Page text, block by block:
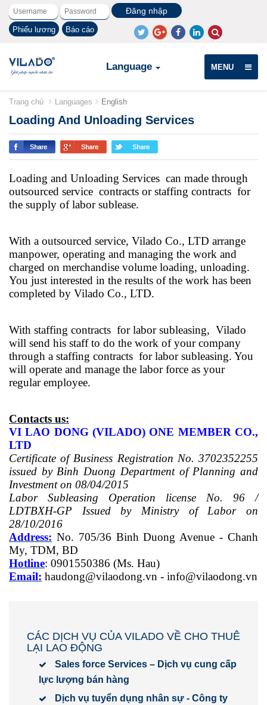
Phiếu lương Báo cáo
Language MENU
Trang chủ Languages English
Loading And Unloading Services
Loading and Unloading Services can made through
outsourced service contracts or staffing contracts for
the supply of labor sublease.
With a outsourced service, Vilado Co., LTD arrange
manpower, operating and managing the work and
charged on merchandise volume loading, unloading.
You just interested in the results of the work has been
completed by Vilado Co., LTD.
With staffing contracts for labor subleasing, Vilado
will send his staff to do the work of your company
through a staffing contracts for labor subleasing. You
will operate and manage the labor force as your
regular employee.
Contacts us:
VI LAO DONG (VILADO) ONE MEMBER CO.,
LTD
Certificate of Business Registration No. 3702352255
issued by Binh Duong Department of Planning and
Investment on 08/04/2015
Labor Subleasing Operation license No. 96 /
LDTBXH-GP Issued by Ministry of Labor on
28/10/2016
Address: No. 705/36 Binh Duong Avenue - Chanh
My, TDM, BD
Hotline: 0901550386 (Ms. Hau)
Email: haudong@vilaodong.vn - info@vilaodong.vn
CÁC DỊCH VỤ CỦA VILADO VỀ CHO THUÊ
LẠI LAO ĐỘNG
Sales force Services – Dịch vụ cung cấp
lực lượng bán hàng
Dịch vụ tuyển dụng nhân sự - Công ty